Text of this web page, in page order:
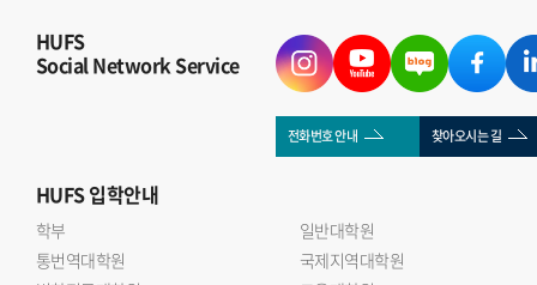
HUFS
Social Network Service
전화번호 안내 찾아오시는 길
HUFS입학안내
학부
일반대학원
통번역대학원
국제지역대학원